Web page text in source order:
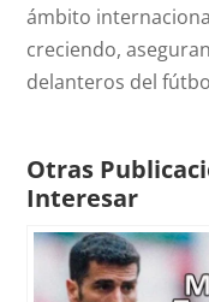
ámbito
creciendo,
delanteros del
Otras
Interesar